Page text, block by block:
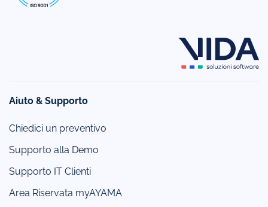
Aiuto & Supporto
Chiedici un preventivo
Supporto alla Demo
Supporto IT Clienti
Area Riservata myAYAMA